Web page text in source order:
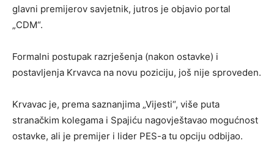
glavni premijerov savjetnik, jutros je objavio portal
„CDM“.
Formalni postupak razrješenja (nakon ostavke) i
postavljenja Krvavca na novu poziciju, još nije sproveden.
Krvavac je, prema saznanjima „Vijesti“, više puta
stranačkim kolegama i Spajiću nagovještavao mogućnost
ostavke, ali je premijer i lider PES-a tu opciju odbijao.